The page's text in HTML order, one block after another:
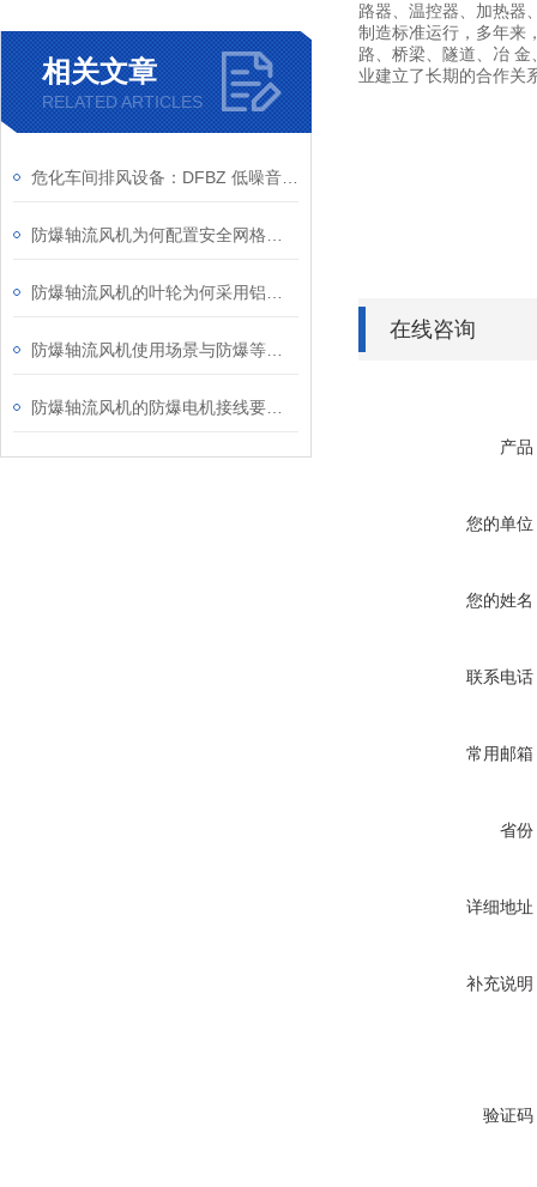
相关文章
RELATED ARTICLES
路器、温控器、加热器
制造标准运行，多年来
路、桥梁、隧道、冶
业建立了长期的合作关
在线咨询
产品
您的单位
您的姓名
联系电话
常用邮箱
省份
详细地址
补充说明
验证码